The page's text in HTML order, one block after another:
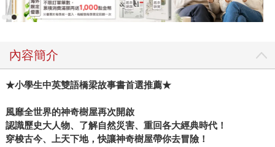
內容簡介
★小學生中英雙語橋梁故事書首選推薦★
風靡全世界的神奇樹屋再次開啟
認識歷史大人物、了解自然災害、重回各大經典時代！
穿梭古今、上天下地，快讓神奇樹屋帶你去冒險！